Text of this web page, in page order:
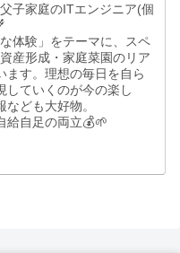
子家庭のITエンジニア(個
体験」をテーマに、スペ
産形成・家庭菜園のリア
ます。理想の毎日を自ら
していくのが今の楽し
ども大好物。
給自足の両立💰🌱